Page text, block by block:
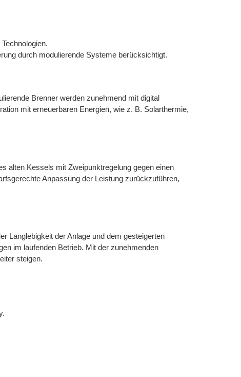
durch modulierende Systeme berücksichtigt.
Brenner werden zunehmend mit digital
mit erneuerbaren Energien, wie z. B. Solarthermie,
alten Kessels mit Zweipunktregelung gegen einen
Anpassung der Leistung zurückzuführen,
Langlebigkeit der Anlage und dem gesteigerten
im laufenden Betrieb. Mit der zunehmenden
steigen.